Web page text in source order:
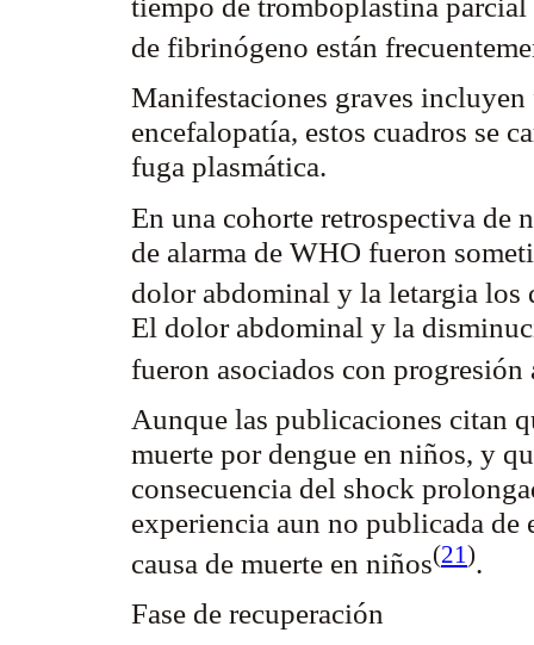
de fibrinógeno están
Manifestaciones graves
encefalopatía, estos cuadros se
fuga plasmática.
En una cohorte retrospectiva de
de alarma de WHO fueron
dolor abdominal y la letargia los
El dolor abdominal y la
fueron asociados con
Aunque las publicaciones citan
muerte por dengue en niños, y
consecuencia del shock
experiencia aun no publicada
causa de muerte en niños(21).
Fase de recuperación